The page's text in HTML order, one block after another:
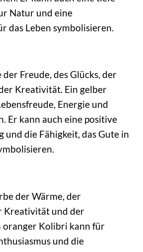
Natur und eine
das Leben symbolisieren.
Freude, des Glücks, der
Kreativität. Ein gelber
Energie und
Er kann auch eine positive
und die Fähigkeit, das Gute in
der Wärme, der
Kreativität und der
oranger Kolibri kann für
und die